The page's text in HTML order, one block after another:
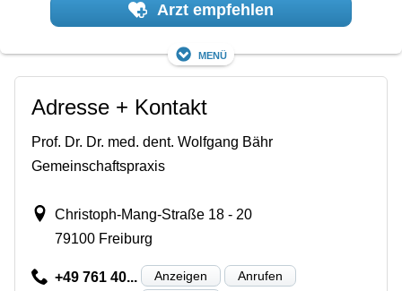
Arzt empfehlen
Menü
Adresse + Kontakt
Prof. Dr. Dr. med. dent. Wolfgang Bähr
Gemeinschaftspraxis
Christoph-Mang-Straße 18 - 20
79100 Freiburg
+49 761 40... Anzeigen Anrufen